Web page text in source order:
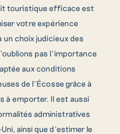
touristique efficace est
votre expérience
choix judicieux des
pas l’importance
aux conditions
de l’Écosse grâce à
à emporter. Il est aussi
administratives
ainsi que d’estimer le